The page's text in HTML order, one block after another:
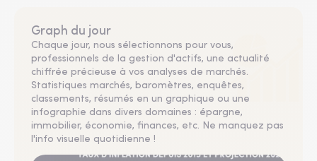
Graph du jour
Chaque jour, nous sélectionnons pour vous,
professionnels de la gestion d'actifs, une actualité
chiffrée précieuse à vos analyses de marchés.
Statistiques marchés, baromètres, enquêtes,
classements, résumés en un graphique ou une
infographie dans divers domaines : épargne,
immobilier, économie, finances, etc. Ne manquez pas
l'info visuelle quotidienne !